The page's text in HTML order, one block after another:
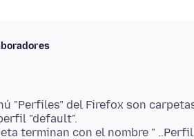
"Perfiles" del Firefox son
"default".
terminan con el nombre " ..Perfil